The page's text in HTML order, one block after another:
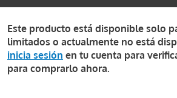
Este producto está disponible solo
limitados o actualmente no está
inicia sesión en tu cuenta para
para comprarlo ahora.